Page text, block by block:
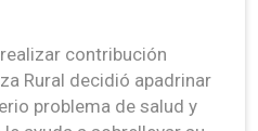
contribución
Rural decidió apadrinar
problema de salud y